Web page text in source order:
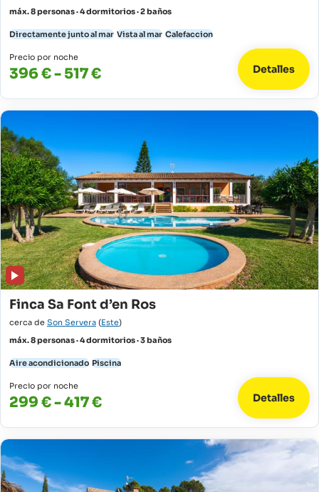
máx. 8 personas · 4 dormitorios · 2 baños
Directamente junto al mar Vista al mar Calefaccion
Precio por noche
396 € - 517 € Detalles
Finca Sa Font d’en Ros
cerca de Son Servera (Este)
máx. 8 personas · 4 dormitorios · 3 baños
Aire acondicionado Piscina
Precio por noche
299 € - 417 € Detalles